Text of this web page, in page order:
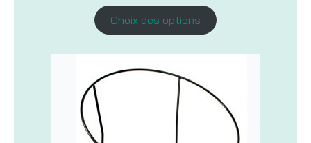
Choix des options